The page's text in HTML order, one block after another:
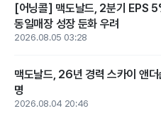
[어닝콜] 맥도날드, 2분기 EPS
동일매장 성장 둔화 우려
2026.08.05 03:28
맥도날드, 26년 경력 스카이 앤더
명
2026.08.04 20:46